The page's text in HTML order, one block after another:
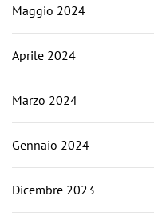
Maggio 2024
Aprile 2024
Marzo 2024
Gennaio 2024
Dicembre 2023